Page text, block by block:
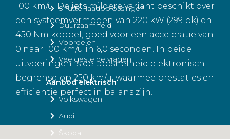
Shuttel laadoplossingen
Duurzaamheid
Voordelen
Veelgestelde vragen
Aanbod elektrisch
Volkswagen
Audi
Škoda
100 km/u. De iets mildere variant beschikt over
een systeemvermogen van 220 kW (299 pk) en
450 Nm koppel, goed voor een acceleratie van
0 naar 100 km/u in 6,0 seconden. In beide
uitvoeringen is de topsnelheid elektronisch
begrensd op 250 km/u, waarmee prestaties en
efficiëntie perfect in balans zijn.